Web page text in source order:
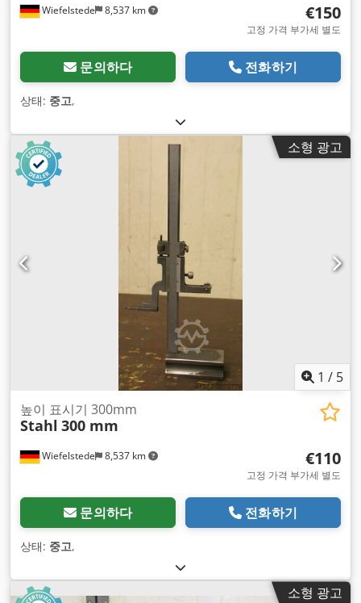
Wiefelstede 8,537 km €150
고정 가격 부가세 별도
문의하다 전화하기
상태: 중고,
소형 광고
1 / 5
Wiefelstede 8,537 km
높이 표시기 300mm
Stahl 300 mm
€110
고정 가격 부가세 별도
문의하다 전화하기
상태: 중고,
소형 광고